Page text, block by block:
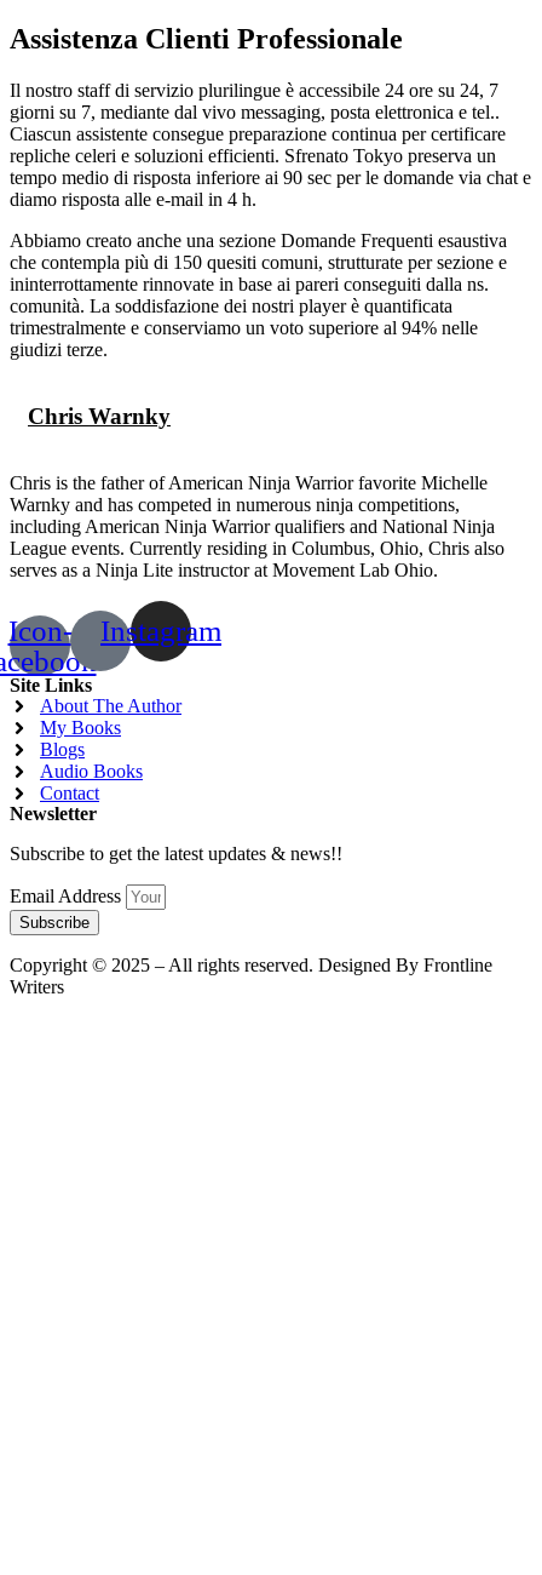
Assistenza Clienti Professionale
Il nostro staff di servizio plurilingue è accessibile 24 ore su 24, 7
giorni su 7, mediante dal vivo messaging, posta elettronica e tel..
Ciascun assistente consegue preparazione continua per certificare
repliche celeri e soluzioni efficienti. Sfrenato Tokyo preserva un
tempo medio di risposta inferiore ai 90 sec per le domande via chat e
diamo risposta alle e-mail in 4 h.
Abbiamo creato anche una sezione Domande Frequenti esaustiva
che contempla più di 150 quesiti comuni, strutturate per sezione e
ininterrottamente rinnovate in base ai pareri conseguiti dalla ns.
comunità. La soddisfazione dei nostri player è quantificata
trimestralmente e conserviamo un voto superiore al 94% nelle
giudizi terze.
Chris Warnky
Chris is the father of American Ninja Warrior favorite Michelle
Warnky and has competed in numerous ninja competitions,
including American Ninja Warrior qualifiers and National Ninja
League events. Currently residing in Columbus, Ohio, Chris also
serves as a Ninja Lite instructor at Movement Lab Ohio.
Icon-
Instagram
Site Links
About The Author
My Books
Blogs
Audio Books
Contact
Newsletter
Subscribe to get the latest updates & news!!
Email Address
Subscribe
Copyright © 2025 – All rights reserved. Designed By Frontline
Writers